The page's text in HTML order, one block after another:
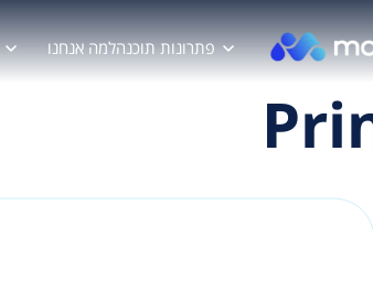
פתרונות תוכנהלמה אנחנו